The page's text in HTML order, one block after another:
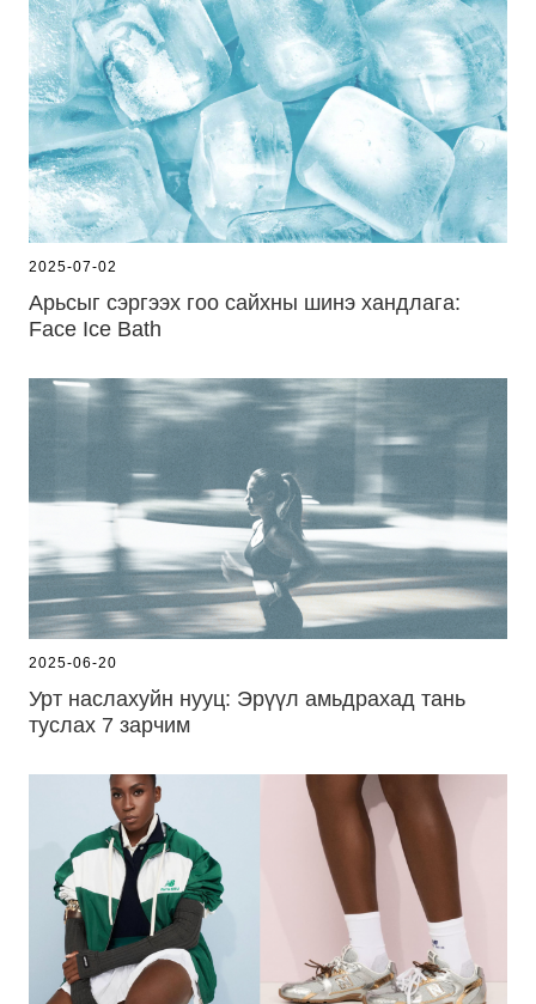
2025-07-02
Арьсыг сэргээх гоо сайхны шинэ хандлага:
Face Ice Bath
2025-06-20
Урт наслахуйн нууц: Эрүүл амьдрахад тань
туслах 7 зарчим